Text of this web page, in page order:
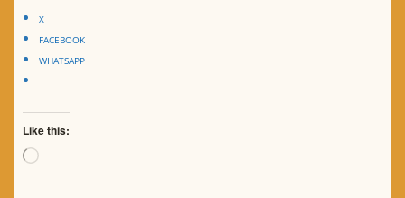
X
FACEBOOK
WHATSAPP
Like this:
Loading…